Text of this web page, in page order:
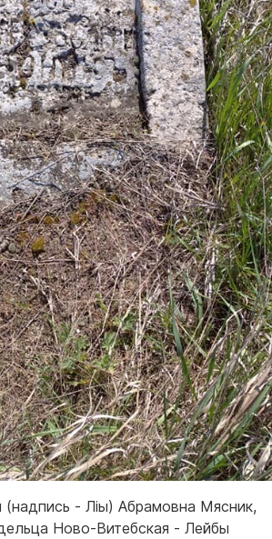
(надпись - Лiы) Абрамовна Мясник,
Ново-Витебская - Лейбы